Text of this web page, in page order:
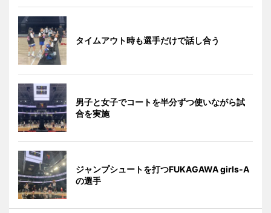
タイムアウト時も選手だけで話し合う
男子と女子でコートを半分ずつ使いながら試
合を実施
ジャンプシュートを打つFUKAGAWA girls-A
の選手